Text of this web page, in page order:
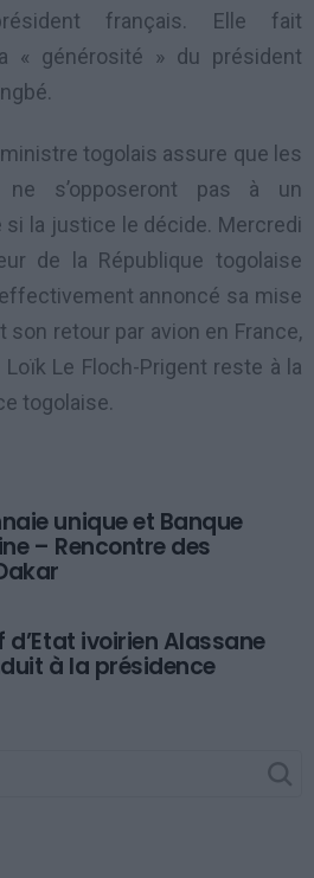
français. Elle fait
« générosité » du président
togolais assure que les
s’opposeront pas à un
si la justice le décide. Mercredi
de la République togolaise
annoncé sa mise
retour par avion en France,
Le Floch-Prigent reste à la
togolaise.
unique et Banque
– Rencontre des
d’Etat ivoirien Alassane
à la présidence